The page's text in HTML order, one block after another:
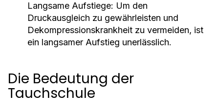
Langsame Aufstiege: Um den
Druckausgleich zu gewährleisten und
Dekompressionskrankheit zu vermeiden, ist
ein langsamer Aufstieg unerlässlich.
Die Bedeutung der
Tauchschule